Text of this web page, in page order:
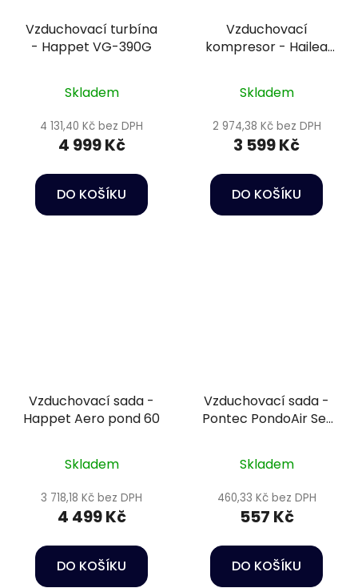
Vzduchovací turbína
- Happet VG-390G
Skladem
4 131,40 Kč bez DPH
4 999 Kč
DO KOŠÍKU
Vzduchovací
kompresor - Hailea
Skladem
2 974,38 Kč bez DPH
3 599 Kč
DO KOŠÍKU
Vzduchovací sada -
Happet Aero pond 60
Skladem
3 718,18 Kč bez DPH
4 499 Kč
DO KOŠÍKU
Vzduchovací sada -
Pontec PondoAir Set
Skladem
460,33 Kč bez DPH
557 Kč
DO KOŠÍKU